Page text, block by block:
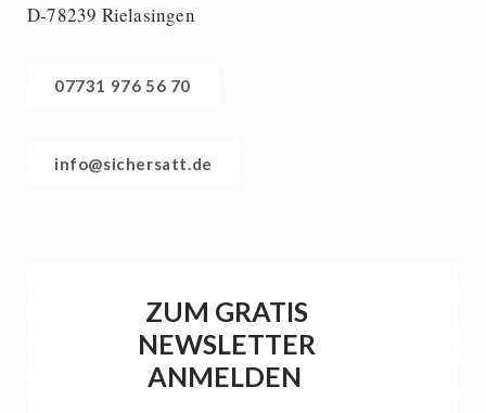
D-78239 Rielasingen
07731 976 56 70
info@sichersatt.de
ZUM GRATIS
NEWSLETTER
ANMELDEN